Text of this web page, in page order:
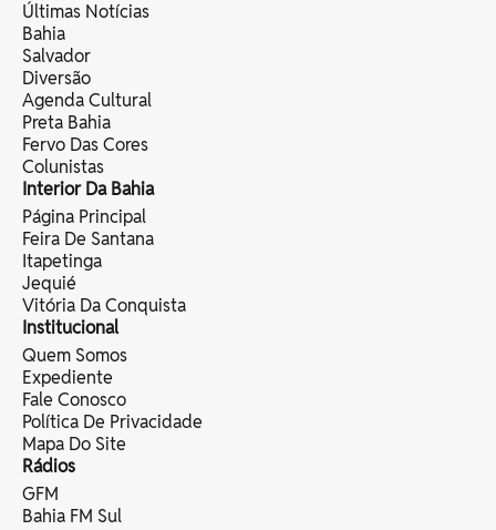
Últimas Notícias
Bahia
Salvador
Diversão
Agenda Cultural
Preta Bahia
Fervo Das Cores
Colunistas
Interior Da Bahia
Página Principal
Feira De Santana
Itapetinga
Jequié
Vitória Da Conquista
Institucional
Quem Somos
Expediente
Fale Conosco
Política De Privacidade
Mapa Do Site
Rádios
GFM
Bahia FM Sul